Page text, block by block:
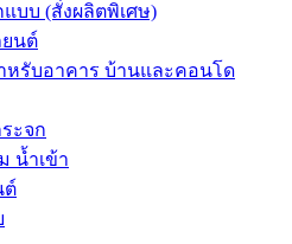
บบ (สั่งผลิตพิเศษ)
นต์
หรับอาคาร บ้านและคอนโด
ะจก
น้ำเข้า
ต์